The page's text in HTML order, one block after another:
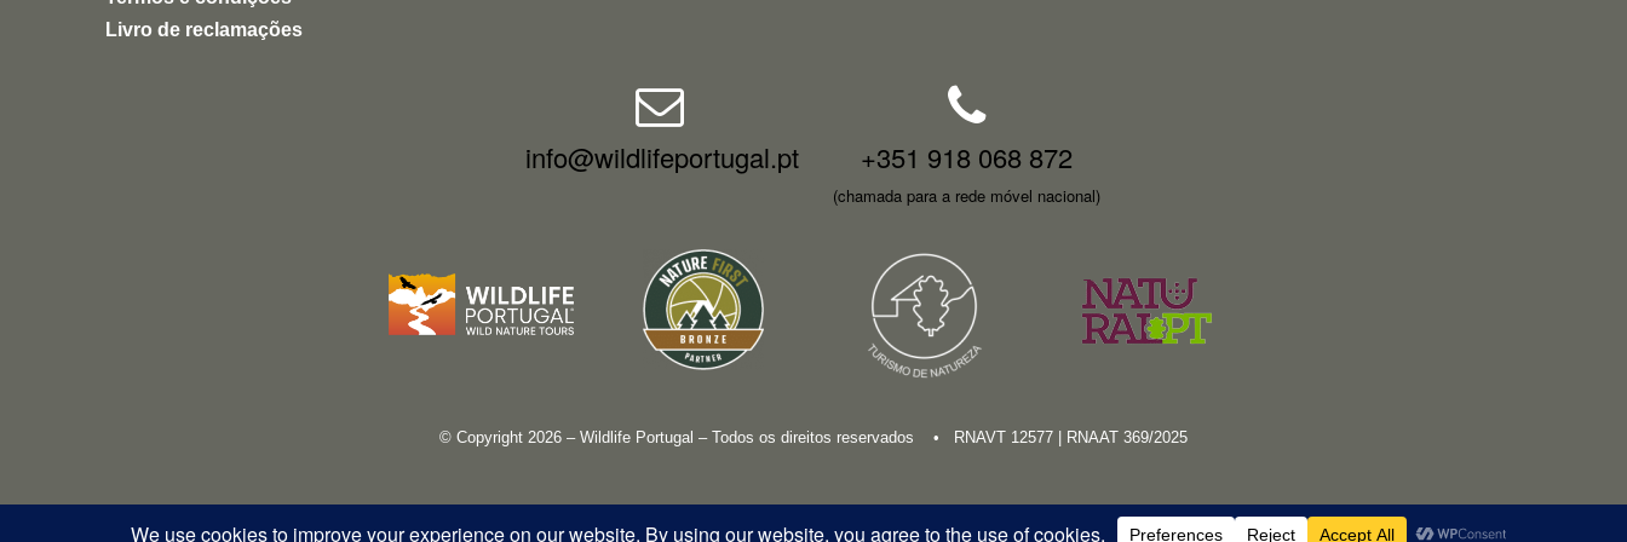
Uma experiência inspiradora, autêntica e
altamente recomendável para quem quer
Livro de reclamações
info@wildlifeportugal.pt +351 918 068 872
(chamada para a rede móvel nacional)
© Copyright 2026 – Wildlife Portugal – Todos os direitos reservados • RNAVT 12577 | RNAAT 369/2025